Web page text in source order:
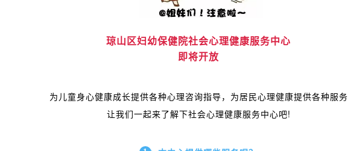
琼山区妇幼保健院社会心理健康服务中心
即将开放
为儿童身心健康成长提供各种心理咨询指导，为居民心理健康提供各种服务
让我们一起来了解下社会心理健康服务中心吧!